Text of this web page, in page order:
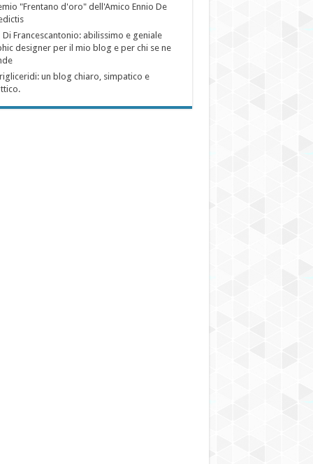
"Frentano d'oro" dell'Amico Ennio De
Di Francescantonio: abilissimo e geniale
designer per il mio blog e per chi se ne
un blog chiaro, simpatico e